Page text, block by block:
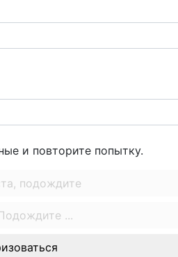
и повторите попытку.
подождите
...